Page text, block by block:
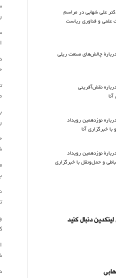
علی شهابی در مراسم
علمی و فناوری ریاست
چالش‌های صنعت ریلی
نقش‌آفرینی
نوزدهمین رویداد
خبرگزاری آنا
نوزدهمین رویداد
و حمل‌ونقل با خبرگزاری
دنبال کنید